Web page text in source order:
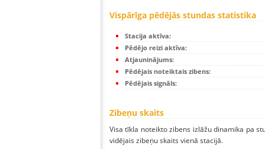
Vispārīga pēdējās stundas statistika
Stacija aktīva:
Pēdējo reizi aktīva:
Atjauninājums:
Pēdējais noteiktais zibens:
Pēdējais signāls:
Zibeņu skaits
Visa tīkla noteikto zibens izlāžu dinamika pa
vidējais zibeņu skaits vienā stacijā.